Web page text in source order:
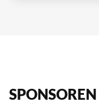
SPONSOREN